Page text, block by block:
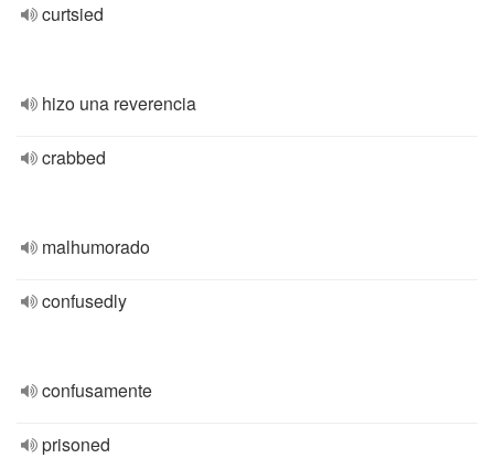
curtsied
hizo una reverencia
crabbed
malhumorado
confusedly
confusamente
prisoned